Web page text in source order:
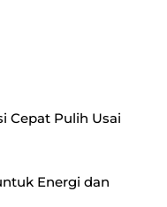
Cepat Pulih Usai
Energi dan